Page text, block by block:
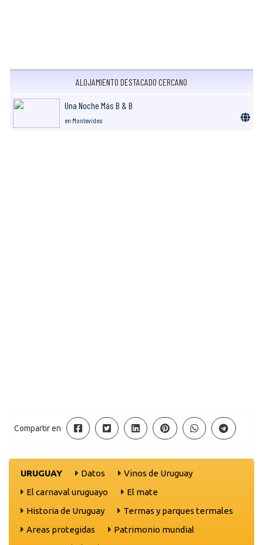
ALOJAMIENTO DESTACADO CERCANO
Una Noche Más B & B
en Montevideo
Compartir en
URUGUAY Datos
Vinos de Uruguay
El carnaval uruguayo
El mate
Historia de Uruguay
Termas y parques termales
Areas protegidas
Patrimonio mundial